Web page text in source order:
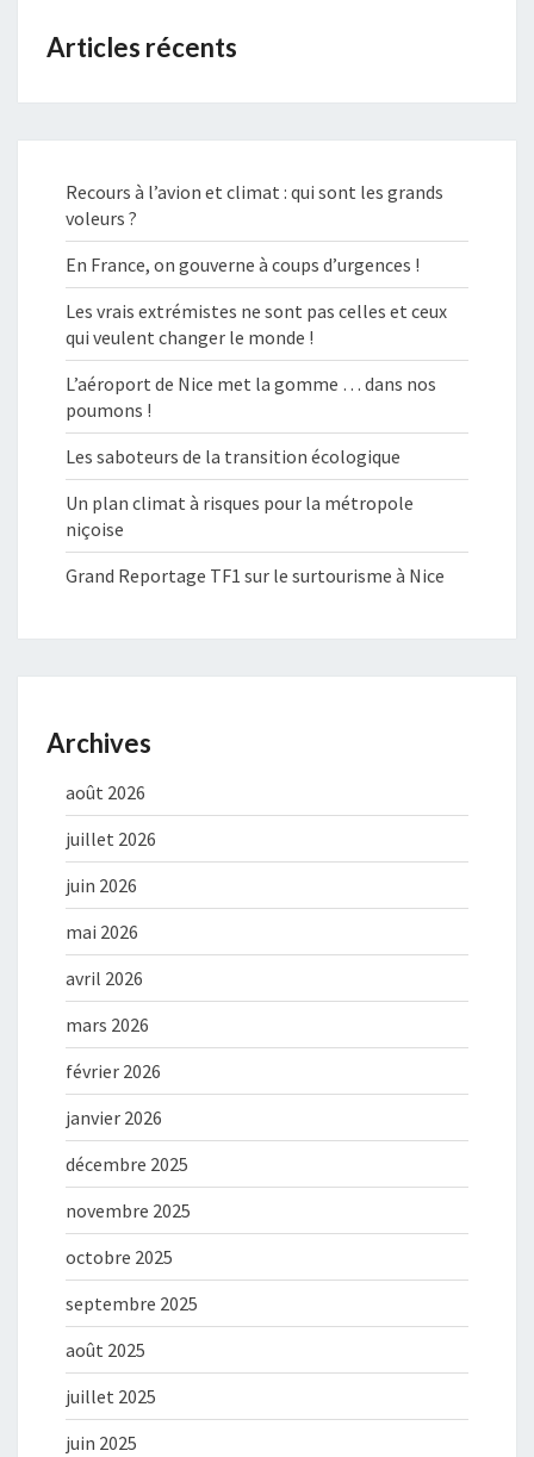
Articles récents
Recours à l’avion et climat : qui sont les grands
voleurs ?
En France, on gouverne à coups d’urgences !
Les vrais extrémistes ne sont pas celles et ceux
qui veulent changer le monde !
L’aéroport de Nice met la gomme … dans nos
poumons !
Les saboteurs de la transition écologique
Un plan climat à risques pour la métropole
niçoise
Grand Reportage TF1 sur le surtourisme à Nice
Archives
août 2026
juillet 2026
juin 2026
mai 2026
avril 2026
mars 2026
février 2026
janvier 2026
décembre 2025
novembre 2025
octobre 2025
septembre 2025
août 2025
juillet 2025
juin 2025